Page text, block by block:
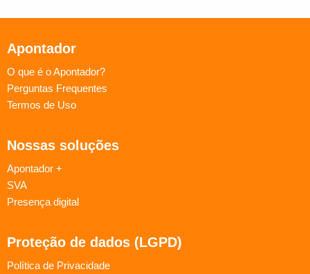
Apontador
O que é o Apontador?
Perguntas Frequentes
Termos de Uso
Nossas soluções
Apontador +
SVA
Presença digital
Proteção de dados (LGPD)
Política de Privacidade